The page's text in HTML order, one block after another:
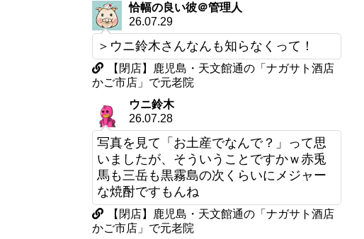
恰幅の良い彼＠管理人
26.07.29
＞ウニ鈴木さんなんも知らなくって！
【閉店】鹿児島・天文館通の「ナガサト酒店
かご市店」で元老院
ウニ鈴木
26.07.28
写真を見て「お土産でなんで？」って思
いましたが、そういうことですかｗ赤兎
馬も三岳も黒霧島の次くらいにメジャー
な焼酎ですもんね
【閉店】鹿児島・天文館通の「ナガサト酒店
かご市店」で元老院